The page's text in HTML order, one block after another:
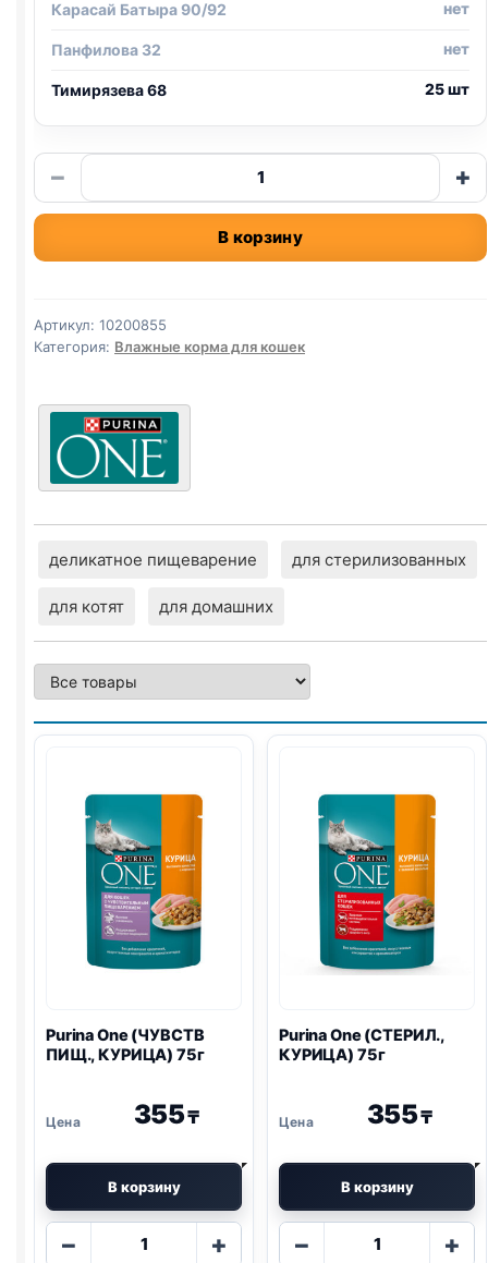
Карасай Батыра 90/92 нет
Панфилова 32 нет
Тимирязева 68 25 шт
−
Количество
товара
Purina
(ВЗРОСЛЫЕ,
75г
+
В корзину
Артикул: 10200855
Категория: Влажные корма для кошек
деликатное пищеварение для стерилизованных
для котят для домашних
Purina One(ЧУВСТВ
ПИЩ., КУРИЦА) 75г
355₸
В корзину
−
Количество
+
Purina One(СТЕРИЛ.,
КУРИЦА) 75г
355₸
В корзину
−
Количество
+